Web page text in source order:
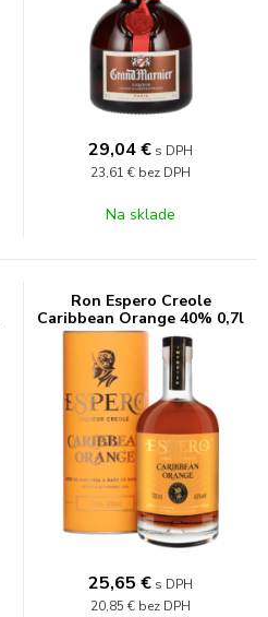
29,04€ s DPH
23,61 € bez DPH
Na sklade
Ron Espero Creole
Caribbean Orange 40% 0,7l
25,65 € s DPH
20,85 € bez DPH